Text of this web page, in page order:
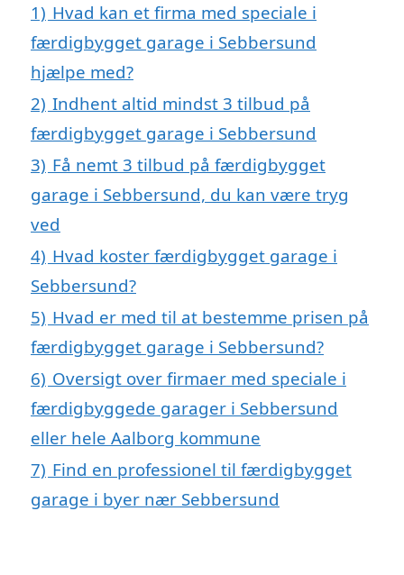
1) Hvad kan et firma med speciale i
færdigbygget garage i Sebbersund
hjælpe med?
2) Indhent altid mindst 3 tilbud på
færdigbygget garage i Sebbersund
3) Få nemt 3 tilbud på færdigbygget
garage i Sebbersund, du kan være tryg
ved
4) Hvad koster færdigbygget garage i
Sebbersund?
5) Hvad er med til at bestemme prisen på
færdigbygget garage i Sebbersund?
6) Oversigt over firmaer med speciale i
færdigbyggede garager i Sebbersund
eller hele Aalborg kommune
7) Find en professionel til færdigbygget
garage i byer nær Sebbersund